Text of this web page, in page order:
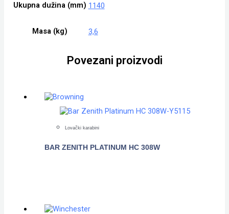
Ukupna dužina (mm) 1140
Masa (kg) 3,6
Povezani proizvodi
Lovački karabini
BAR ZENITH PLATINUM HC 308W